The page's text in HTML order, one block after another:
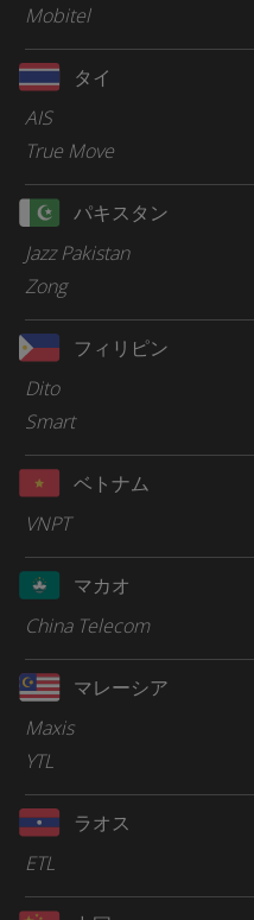
Mobitel
タイ
AIS
True Move
パキスタン
Jazz Pakistan
Zong
フィリピン
Dito
Smart
ベトナム
VNPT
マカオ
China Telecom
マレーシア
Maxis
YTL
ラオス
ETL